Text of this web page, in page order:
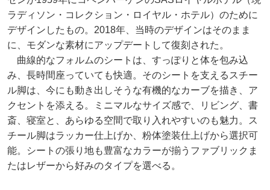
ラディソン・コレクション・ロイヤル・ホテル）のために
デザインしたもの。2018年、当時のデザインはそのまま
に、モダンな素材にアップデートして復刻された。
曲線的なフォルムのシートは、すっぽりと体を包み込
み、長時間座っていても快適。そのシートを支えるスチー
ル脚は、今にも動き出しそうな有機的なカーブを描き、ア
クセントを添える。ミニマルなサイズ感で、リビング、書
斎、寝室と、あらゆる空間で取り入れやすいのも魅力。ス
チール脚はラッカー仕上げか、粉体塗装仕上げから選択可
能。シートの張り地も豊富なカラーが揃うファブリックま
たはレザーから好みのタイプを選べる。